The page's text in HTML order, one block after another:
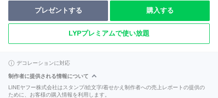
プレゼントする 購入する
LYPプレミアムで使い放題
デコレーションに対応
制作者に提供される情報について
LINEヤフー株式会社はスタンプ/絵文字/着せかえ制作者への売上レポートの提供の
ために、お客様の購入情報を利用します。